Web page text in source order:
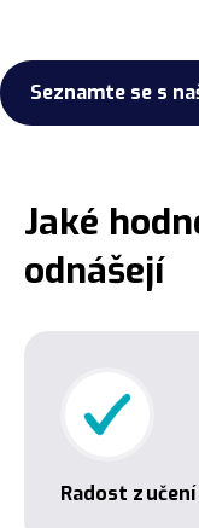
Seznamte se s
Jaké
odnášejí
Radost z